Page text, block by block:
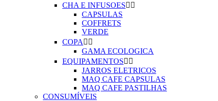
CHA E INFUSOES 
CAPSULAS
COFFRETS
VERDE
COPA  
GAMA ECOLOGICA
EQUIPAMENTOS 
JARROS ELETRICOS
MAQ CAFE CAPSULAS
MAQ CAFE PASTILHAS
CONSUMÍVEIS